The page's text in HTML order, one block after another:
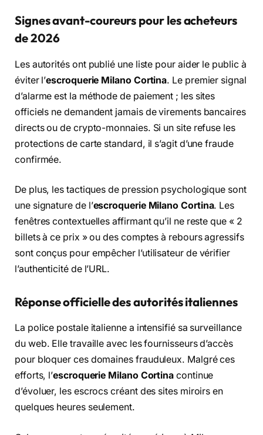
Signes avant-coureurs pour les acheteurs
de 2026
Les autorités ont publié une liste pour aider le public à
éviter l’escroquerie Milano Cortina. Le premier signal
d’alarme est la méthode de paiement ; les sites
officiels ne demandent jamais de virements bancaires
directs ou de crypto-monnaies. Si un site refuse les
protections de carte standard, il s’agit d’une fraude
confirmée.
De plus, les tactiques de pression psychologique sont
une signature de l’escroquerie Milano Cortina. Les
fenêtres contextuelles affirmant qu’il ne reste que « 2
billets à ce prix » ou des comptes à rebours agressifs
sont conçus pour empêcher l’utilisateur de vérifier
l’authenticité de l’URL.
Réponse officielle des autorités italiennes
La police postale italienne a intensifié sa surveillance
du web. Elle travaille avec les fournisseurs d’accès
pour bloquer ces domaines frauduleux. Malgré ces
efforts, l’escroquerie Milano Cortina continue
d’évoluer, les escrocs créant des sites miroirs en
quelques heures seulement.